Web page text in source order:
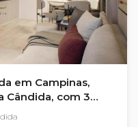
em Campinas,
Cândida, com 3